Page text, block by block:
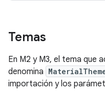
Temas
En M2 y M3, el tema que
denomina
importación y los